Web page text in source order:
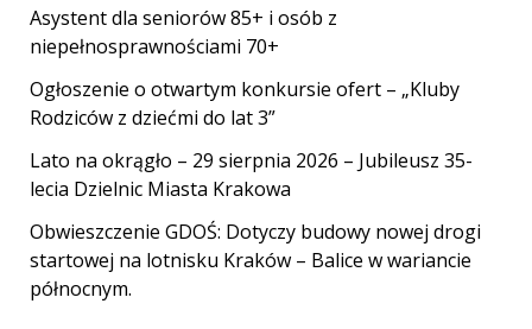
Asystent dla seniorów 85+ i osób z
niepełnosprawnościami 70+
Ogłoszenie o otwartym konkursie ofert – „Kluby
Rodziców z dziećmi do lat 3”
Lato na okrągło – 29 sierpnia 2026 – Jubileusz 35-
lecia Dzielnic Miasta Krakowa
Obwieszczenie GDOŚ: Dotyczy budowy nowej drogi
startowej na lotnisku Kraków – Balice w wariancie
północnym.